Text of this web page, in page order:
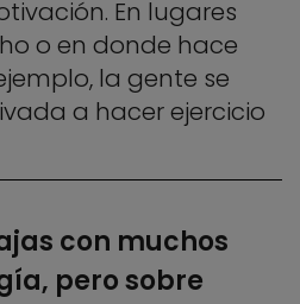
En lugares
o en donde hace
la gente se
a hacer ejercicio
con muchos
pero sobre